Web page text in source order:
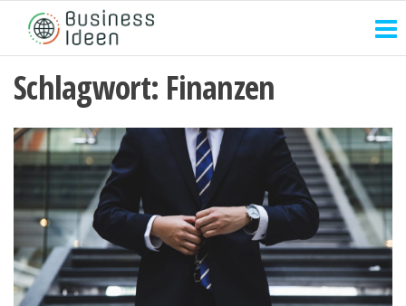
springen
Schlagwort: Finanzen